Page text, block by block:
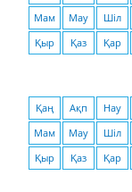
Мам
Мау Шіл
Қыр
Қаз Қар
Қаң Ақп Нау
Мам
Мау Шіл
Қыр
Қаз Қар